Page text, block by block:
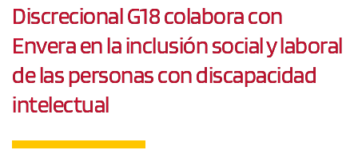
Discrecional G18 colabora con
Envera en la inclusión social y laboral
de las personas con discapacidad
intelectual